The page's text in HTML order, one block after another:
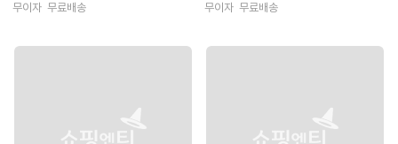
무이자 무료배송
무이자 무료배송